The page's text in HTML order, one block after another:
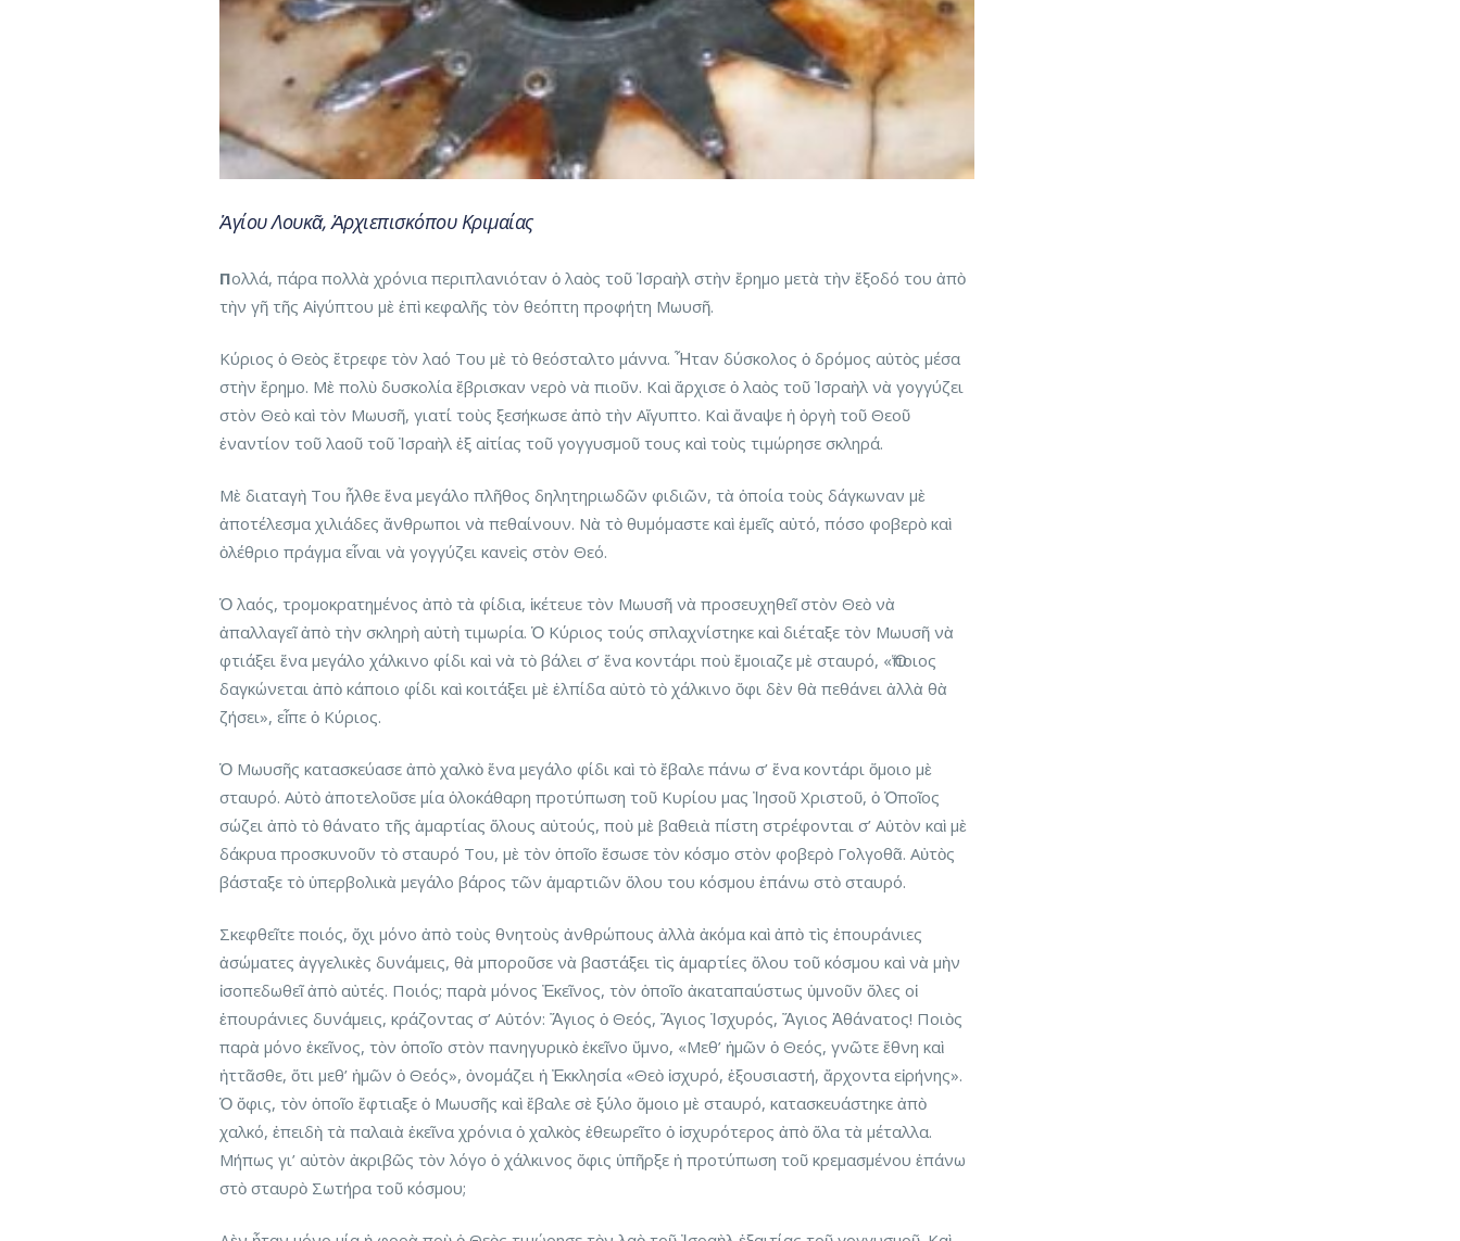
Ἁγίου Λουκᾶ, Ἀρχιεπισκόπου Κριμαίας
Πολλά, πάρα πολλὰ χρόνια περιπλανιόταν ὁ λαὸς τοῦ Ἰσραὴλ στὴν ἔρημο μετὰ τὴν ἔξοδό του ἀπὸ
τὴν γῆ τῆς Αἰγύπτου μὲ ἐπὶ κεφαλῆς τὸν θεόπτη προφήτη Μωυσῆ.
Κύριος ὁ Θεὸς ἔτρεφε τὸν λαό Του μὲ τὸ θεόσταλτο μάννα. Ἦταν δύσκολος ὁ δρόμος αὐτὸς μέσα
στὴν ἔρημο. Μὲ πολὺ δυσκολία ἔβρισκαν νερὸ νὰ πιοῦν. Καὶ ἄρχισε ὁ λαὸς τοῦ Ἰσραὴλ νὰ γογγύζει
στὸν Θεὸ καὶ τὸν Μωυσῆ, γιατί τοὺς ξεσήκωσε ἀπὸ τὴν Αἴγυπτο. Καὶ ἄναψε ἡ ὀργὴ τοῦ Θεοῦ
ἐναντίον τοῦ λαοῦ τοῦ Ἰσραὴλ ἐξ αἰτίας τοῦ γογγυσμοῦ τους καὶ τοὺς τιμώρησε σκληρά.
Μὲ διαταγὴ Του ἦλθε ἕνα μεγάλο πλῆθος δηλητηριωδῶν φιδιῶν, τὰ ὁποία τοὺς δάγκωναν μὲ
ἀποτέλεσμα χιλιάδες ἄνθρωποι νὰ πεθαίνουν. Νὰ τὸ θυμόμαστε καὶ ἐμεῖς αὐτό, πόσο φοβερὸ καὶ
ὀλέθριο πράγμα εἶναι νὰ γογγύζει κανεὶς στὸν Θεό.
Ὁ λαός, τρομοκρατημένος ἀπὸ τὰ φίδια, ἱκέτευε τὸν Μωυσῆ νὰ προσευχηθεῖ στὸν Θεὸ νὰ
ἀπαλλαγεῖ ἀπὸ τὴν σκληρὴ αὐτὴ τιμωρία. Ὁ Κύριος τούς σπλαχνίστηκε καὶ διέταξε τὸν Μωυσῆ νὰ
φτιάξει ἕνα μεγάλο χάλκινο φίδι καὶ νὰ τὸ βάλει σ’ ἕνα κοντάρι ποὺ ἔμοιαζε μὲ σταυρό, «Ὅποιος
δαγκώνεται ἀπὸ κάποιο φίδι καὶ κοιτάξει μὲ ἐλπίδα αὐτὸ τὸ χάλκινο ὄφι δὲν θὰ πεθάνει ἀλλὰ θὰ
ζήσει», εἶπε ὁ Κύριος.
Ὁ Μωυσῆς κατασκεύασε ἀπὸ χαλκὸ ἕνα μεγάλο φίδι καὶ τὸ ἔβαλε πάνω σ’ ἕνα κοντάρι ὅμοιο μὲ
σταυρό. Αὐτὸ ἀποτελοῦσε μία ὁλοκάθαρη προτύπωση τοῦ Κυρίου μας Ἰησοῦ Χριστοῦ, ὁ Ὁποῖος
σώζει ἀπὸ τὸ θάνατο τῆς ἁμαρτίας ὅλους αὐτούς, ποὺ μὲ βαθειὰ πίστη στρέφονται σ’ Αὐτὸν καὶ μὲ
δάκρυα προσκυνοῦν τὸ σταυρό Του, μὲ τὸν ὁποῖο ἔσωσε τὸν κόσμο στὸν φοβερὸ Γολγοθᾶ. Αὐτὸς
βάσταξε τὸ ὑπερβολικὰ μεγάλο βάρος τῶν ἁμαρτιῶν ὅλου του κόσμου ἐπάνω στὸ σταυρό.
Σκεφθεῖτε ποιός, ὄχι μόνο ἀπὸ τοὺς θνητοὺς ἀνθρώπους ἀλλὰ ἀκόμα καὶ ἀπὸ τὶς ἐπουράνιες
ἀσώματες ἀγγελικὲς δυνάμεις, θὰ μποροῦσε νὰ βαστάξει τὶς ἁμαρτίες ὅλου τοῦ κόσμου καὶ νὰ μὴν
ἰσοπεδωθεῖ ἀπὸ αὐτές. Ποιός; παρὰ μόνος Ἐκεῖνος, τὸν ὁποῖο ἀκαταπαύστως ὑμνοῦν ὅλες οἱ
ἐπουράνιες δυνάμεις, κράζοντας σ’ Αὐτόν: Ἅγιος ὁ Θεός, Ἅγιος Ἰσχυρός, Ἅγιος Ἀθάνατος! Ποιὸς
παρὰ μόνο ἐκεῖνος, τὸν ὁποῖο στὸν πανηγυρικὸ ἐκεῖνο ὕμνο, «Μεθ’ ἡμῶν ὁ Θεός, γνῶτε ἔθνη καὶ
ἡττᾶσθε, ὅτι μεθ’ ἡμῶν ὁ Θεός», ὀνομάζει ἡ Ἐκκλησία «Θεὸ ἰσχυρό, ἐξουσιαστή, ἄρχοντα εἰρήνης».
Ὁ ὄφις, τὸν ὁποῖο ἔφτιαξε ὁ Μωυσῆς καὶ ἔβαλε σὲ ξύλο ὅμοιο μὲ σταυρό, κατασκευάστηκε ἀπὸ
χαλκό, ἐπειδὴ τὰ παλαιὰ ἐκεῖνα χρόνια ὁ χαλκὸς ἐθεωρεῖτο ὁ ἰσχυρότερος ἀπὸ ὅλα τὰ μέταλλα.
Μήπως γι’ αὐτὸν ἀκριβῶς τὸν λόγο ὁ χάλκινος ὄφις ὑπῆρξε ἡ προτύπωση τοῦ κρεμασμένου ἐπάνω
στὸ σταυρὸ Σωτήρα τοῦ κόσμου;